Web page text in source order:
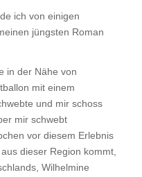
ich von einigen
jüngsten Roman
in der Nähe von
mit einem
und mir schoss
mir schwebt
vor diesem Erlebnis
dieser Region kommt,
Wilhelmine